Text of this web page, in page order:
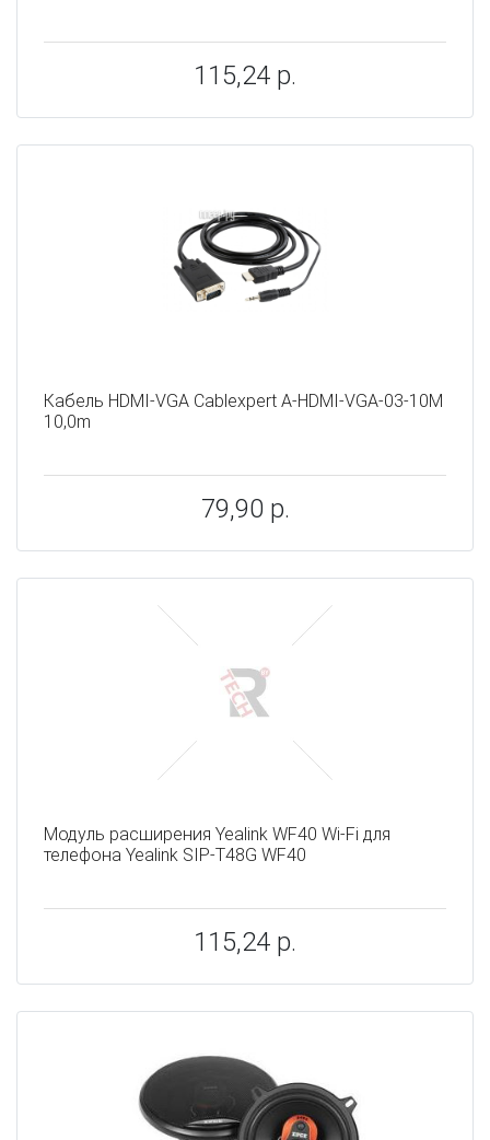
115,24 р.
Кабель HDMI-VGA Cablexpert A-HDMI-VGA-03-10M
10,0m
79,90 р.
Модуль расширения Yealink WF40 Wi-Fi для
телефона Yealink SIP-T48G WF40
115,24 р.